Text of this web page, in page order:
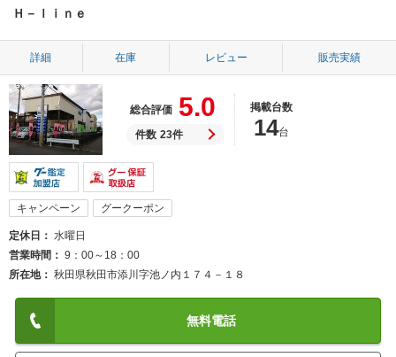
Ｈ－ｌｉｎｅ
詳細 在庫 レビュー 販売実績
総合評価 5.0
件数 23件
掲載台数
14台
キャンペーン グークーポン
定休日
水曜日
営業時間
9：00～18：00
所在地
秋田県秋田市添川字池ノ内１７４－１８
無料電話